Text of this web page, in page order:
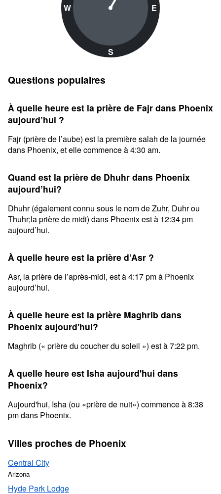
W
S
E
Questions populaires
À quelle heure est la prière de Fajr dans Phoenix
aujourd’hui ?
Fajr (prière de l’aube) est la première salah de la journée
dans Phoenix, et elle commence à 4:30 am.
Quand est la prière de Dhuhr dans Phoenix
aujourd’hui?
Dhuhr (également connu sous le nom de Zuhr, Duhr ou
Thuhr;la prière de midi) dans Phoenix est à 12:34 pm
aujourd’hui.
À quelle heure est la prière d’Asr ?
Asr, la prière de l’après-midi, est à 4:17 pm à Phoenix
aujourd’hui.
À quelle heure est la prière Maghrib dans
Phoenix aujourd'hui?
Maghrib (« prière du coucher du soleil ») est à 7:22 pm.
À quelle heure est Isha aujourd'hui dans
Phoenix?
Aujourd'hui, Isha (ou «prière de nuit») commence à 8:38
pm dans Phoenix.
Villes proches de Phoenix
Central City
Arizona
Hyde Park Lodge